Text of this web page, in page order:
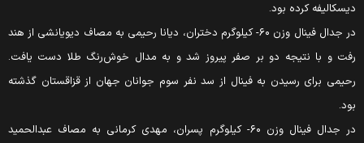
کرده بود.
در جدال فینال وزن ۶۰- کیلوگرم دختران، دیانا رحیمی به مصاف دیویانشی از هند
و با نتیجه دو بر صفر پیروز شد و به مدال خوش‌رنگ طلا دست یافت.
برای رسیدن به فینال از سد نفر سوم جوانان جهان از قزاقستان گذشته
در جدال فینال وزن ۶۰- کیلوگرم پسران، مهدی کرمانی به مصاف عبدالحمید